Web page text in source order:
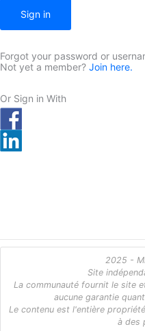
Sign in
Forgot your password or
Not yet a member? Join here.
Or Sign in With
2025 -
Site
La communauté fournit le site
aucune garantie
Le contenu est l'entière
à des